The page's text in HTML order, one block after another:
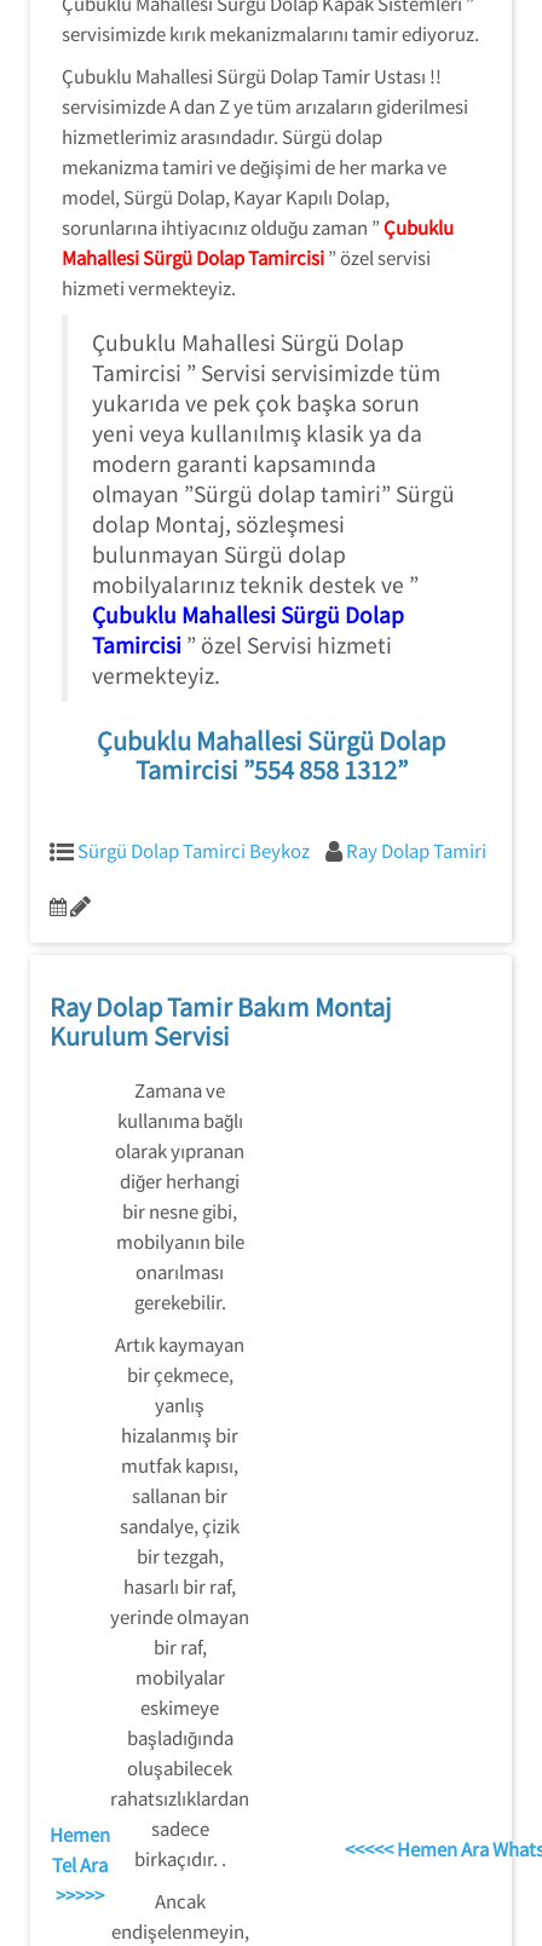
servisimizde kırık mekanizmalarını tamir ediyoruz.
Çubuklu Mahallesi Sürgü Dolap Tamir Ustası !!
servisimizde A dan Z ye tüm arızaların giderilmesi
hizmetlerimiz arasındadır. Sürgü dolap
mekanizma tamiri ve değişimi de her marka ve
model, Sürgü Dolap, Kayar Kapılı Dolap,
sorunlarına ihtiyacınız olduğu zaman ”Çubuklu
Mahallesi Sürgü Dolap Tamircisi” özel servisi
hizmeti vermekteyiz.
Çubuklu Mahallesi Sürgü Dolap
Tamircisi ” Servisi servisimizde tüm
yukarıda ve pek çok başka sorun
yeni veya kullanılmış klasik ya da
modern garanti kapsamında
olmayan ”Sürgü dolap tamiri” Sürgü
dolap Montaj, sözleşmesi
bulunmayan Sürgü dolap
mobilyalarınız teknik destek ve ”
Çubuklu Mahallesi Sürgü Dolap
Tamircisi ” özel Servisi hizmeti
vermekteyiz.
Çubuklu Mahallesi Sürgü Dolap
Tamircisi ”554 858 1312”
Sürgü Dolap Tamirci Beykoz Ray Dolap Tamiri
Ray Dolap Tamir Bakım Montaj
Kurulum Servisi
Hemen
Tel Ara
>>>>>
Zamana ve
kullanıma bağlı
olarak yıpranan
diğer herhangi
bir nesne gibi,
mobilyanın bile
onarılması
gerekebilir.
Artık kaymayan
bir çekmece,
yanlış
hizalanmış bir
mutfak kapısı,
sallanan bir
sandalye, çizik
bir tezgah,
hasarlı bir raf,
yerinde olmayan
bir raf,
mobilyalar
eskimeye
başladığında
oluşabilecek
rahatsızlıklardan
sadece
birkaçıdır. .
Ancak
endişelenmeyin,
<<<<< Hemen Ara